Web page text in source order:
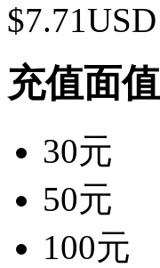
$7.71USD
充值面值
30元
50元
100元